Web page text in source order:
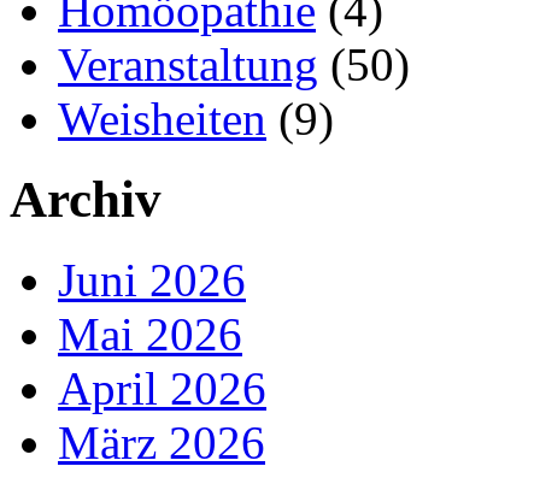
Veranstaltung (50)
Weisheiten (9)
Archiv
Juni 2026
Mai 2026
April 2026
März 2026